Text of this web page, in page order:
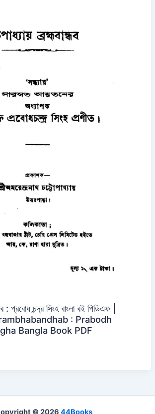
: প্রবোধ চন্দ্র সিংহ বাংলা বই পিডিএফ |
: Prabodh
Bangla Book PDF
© 2026 44Books